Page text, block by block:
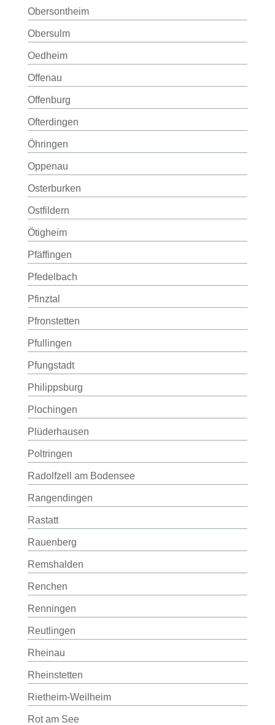
Obersontheim
Obersulm
Oedheim
Offenau
Offenburg
Ofterdingen
Öhringen
Oppenau
Osterburken
Ostfildern
Ötigheim
Pfäffingen
Pfedelbach
Pfinztal
Pfronstetten
Pfullingen
Pfungstadt
Philippsburg
Plochingen
Plüderhausen
Poltringen
Radolfzell am Bodensee
Rangendingen
Rastatt
Rauenberg
Remshalden
Renchen
Renningen
Reutlingen
Rheinau
Rheinstetten
Rietheim-Weilheim
Rot am See